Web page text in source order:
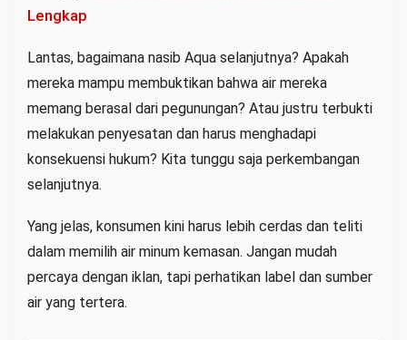
Lengkap
Lantas, bagaimana nasib Aqua selanjutnya? Apakah
mereka mampu membuktikan bahwa air mereka
memang berasal dari pegunungan? Atau justru terbukti
melakukan penyesatan dan harus menghadapi
konsekuensi hukum? Kita tunggu saja perkembangan
selanjutnya.
Yang jelas, konsumen kini harus lebih cerdas dan teliti
dalam memilih air minum kemasan. Jangan mudah
percaya dengan iklan, tapi perhatikan label dan sumber
air yang tertera.